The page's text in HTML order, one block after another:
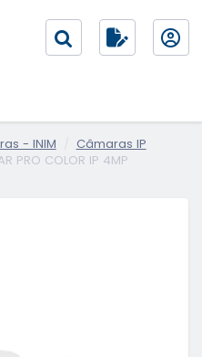
- INIM
Câmaras IP
PRO COLOR IP 4MP